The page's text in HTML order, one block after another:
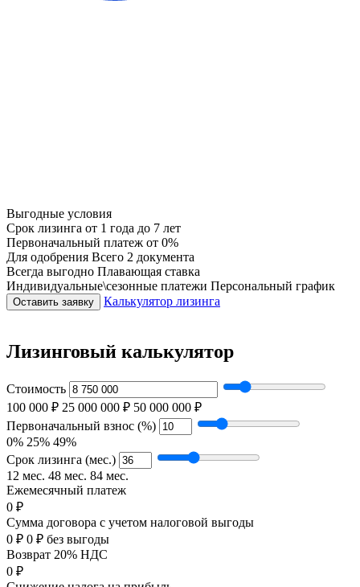
Выгодные условия
Срок лизинга от 1 года до 7 лет
Первоначальный платеж от 0%
Для одобрения Всего 2 документа
Всегда выгодно Плавающая ставка
Индивидуальные\сезонные платежи Персональный график
Оставить заявку Калькулятор лизинга
Лизинговый калькулятор
Стоимость
100 000 ₽ 25 000 000 ₽ 50 000 000 ₽
Первоначальный взнос (%)
0% 25% 49%
Срок лизинга (мес.)
12 мес. 48 мес. 84 мес.
Ежемесячный платеж
0 ₽
Сумма договора с учетом налоговой выгоды
0 ₽ 0 ₽ без выгоды
Возврат 20% НДС
0 ₽